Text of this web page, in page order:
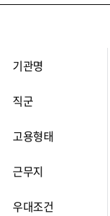
기관명
직군
고용형태
근무지
우대조건